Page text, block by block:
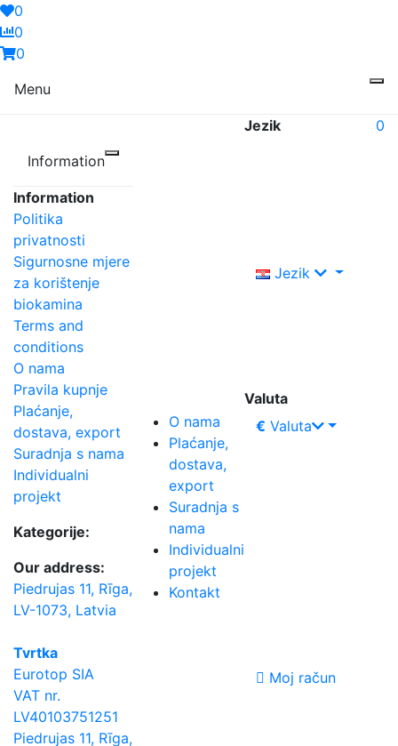
0
0
0
Menu
Information
Information
Politika
privatnosti
Sigurnosne mjere
za korištenje
biokamina
Terms and
conditions
O nama
Pravila kupnje
Plaćanje,
dostava, export
Suradnja s nama
Individualni
projekt
Kategorije:
Our address:
Piedrujas 11, Rīga,
LV-1073, Latvia
Tvrtka
Eurotop SIA
VAT nr.
LV40103751251
Piedrujas 11, Rīga,
O nama
Plaćanje,
dostava,
export
Suradnja s
nama
Individualni
projekt
Kontakt
Jezik
Jezik
Valuta
€ Valuta
Moj račun
0